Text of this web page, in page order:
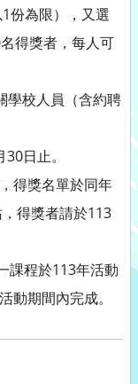
份為限），又選
得獎者，每人可
學校人員（含約聘
日止。
得獎名單於同年
得獎者請於113
課程於113年活動
動期間內完成。